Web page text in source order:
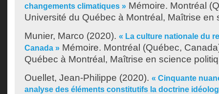
changements climatiques » Mémoire. Montréal
Université du Québec à Montréal, Maîtrise en
Munier, Marco (2020). « La culture nationale du
Canada » Mémoire. Montréal (Québec,
Québec à Montréal, Maîtrise en science
Ouellet, Jean-Philippe (2020). « Cinquante
analyse des éléments constitutifs la doctrine